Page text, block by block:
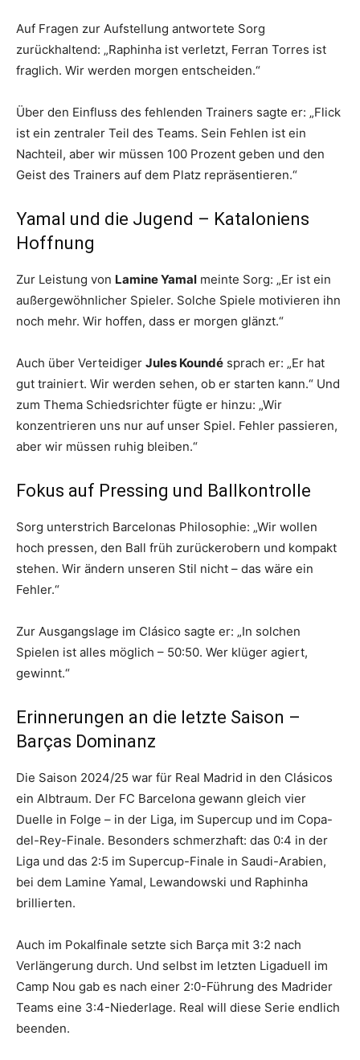
Auf Fragen zur Aufstellung antwortete Sorg
zurückhaltend: „Raphinha ist verletzt, Ferran Torres ist
fraglich. Wir werden morgen entscheiden.“
Über den Einfluss des fehlenden Trainers sagte er: „Flick
ist ein zentraler Teil des Teams. Sein Fehlen ist ein
Nachteil, aber wir müssen 100 Prozent geben und den
Geist des Trainers auf dem Platz repräsentieren.“
Yamal und die Jugend – Kataloniens
Hoffnung
Zur Leistung von Lamine Yamal meinte Sorg: „Er ist ein
außergewöhnlicher Spieler. Solche Spiele motivieren ihn
noch mehr. Wir hoffen, dass er morgen glänzt.“
Auch über Verteidiger Jules Koundé sprach er: „Er hat
gut trainiert. Wir werden sehen, ob er starten kann.“ Und
zum Thema Schiedsrichter fügte er hinzu: „Wir
konzentrieren uns nur auf unser Spiel. Fehler passieren,
aber wir müssen ruhig bleiben.“
Fokus auf Pressing und Ballkontrolle
Sorg unterstrich Barcelonas Philosophie: „Wir wollen
hoch pressen, den Ball früh zurückerobern und kompakt
stehen. Wir ändern unseren Stil nicht – das wäre ein
Fehler.“
Zur Ausgangslage im Clásico sagte er: „In solchen
Spielen ist alles möglich – 50:50. Wer klüger agiert,
gewinnt.“
Erinnerungen an die letzte Saison –
Barças Dominanz
Die Saison 2024/25 war für Real Madrid in den Clásicos
ein Albtraum. Der FC Barcelona gewann gleich vier
Duelle in Folge – in der Liga, im Supercup und im Copa-
del-Rey-Finale. Besonders schmerzhaft: das 0:4 in der
Liga und das 2:5 im Supercup-Finale in Saudi-Arabien,
bei dem Lamine Yamal, Lewandowski und Raphinha
brillierten.
Auch im Pokalfinale setzte sich Barça mit 3:2 nach
Verlängerung durch. Und selbst im letzten Ligaduell im
Camp Nou gab es nach einer 2:0-Führung des Madrider
Teams eine 3:4-Niederlage. Real will diese Serie endlich
beenden.